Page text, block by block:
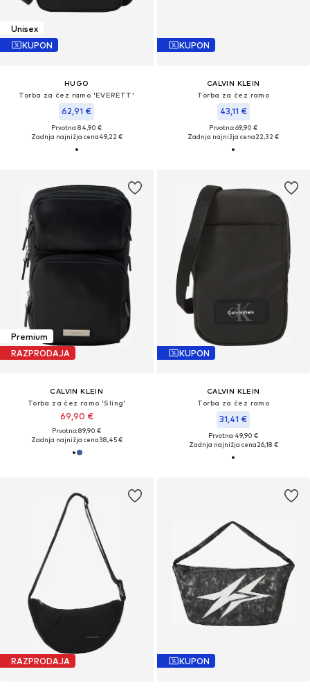
Unisex
KUPON
HUGO
Torba za čez ramo 'EVERETT'
62,91 €
Prvotno: 84,90 €
Zadnja najnižja cena49,22 €
KUPON
CALVIN KLEIN
Torba za čez ramo
43,11 €
Prvotno: 69,90 €
Zadnja najnižja cena22,32 €
Premium
RAZPRODAJA
CALVIN KLEIN
Torba za čez ramo 'Sling'
69,90 €
Prvotno: 89,90 €
Zadnja najnižja cena38,45 €
KUPON
CALVIN KLEIN
Torba za čez ramo
31,41 €
Prvotno: 49,90 €
Zadnja najnižja cena26,18 €
RAZPRODAJA KUPON